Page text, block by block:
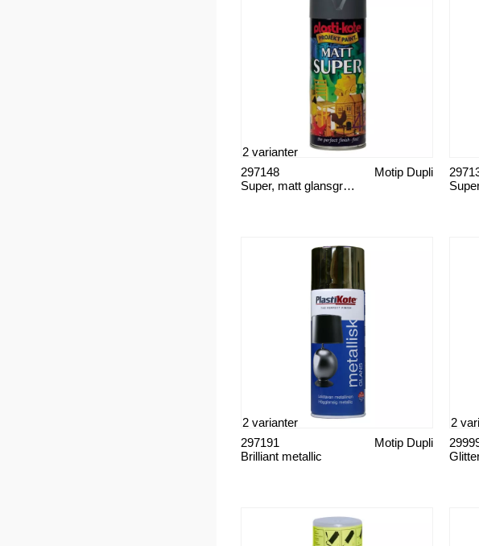
Super, matt glansgrad max 10
Motip Dupli
297148
2 varianter
Brilliant metallic
Motip Dupli
297191
2 varianter 2